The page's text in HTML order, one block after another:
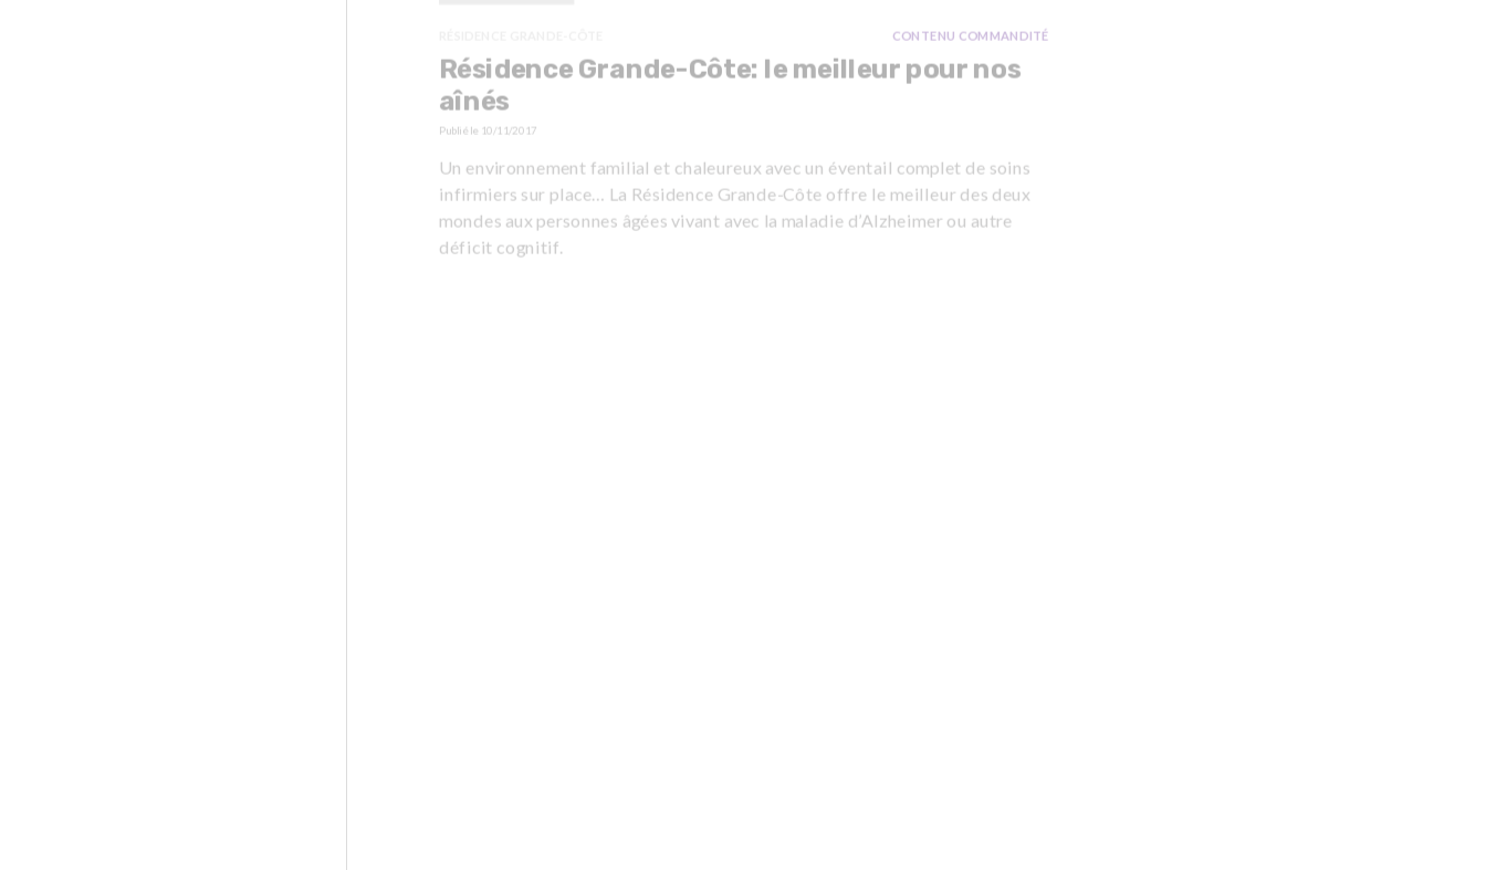
CONTENU COMMANDITÉ
Résidence Grande-Côte: le meilleur pour nos
aînés
Publié le 10/11/2017
Un environnement familial et chaleureux avec un éventail complet de soins
infirmiers sur place… La Résidence Grande-Côte offre le meilleur des deux
mondes aux personnes âgées vivant avec la maladie d’Alzheimer ou autre
déficit cognitif.